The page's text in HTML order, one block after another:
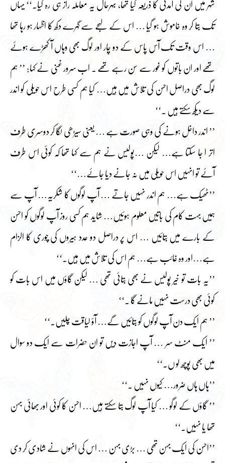
شہر میں ان کی آمدنی کا ذریعہ کیا تھا، بہرحال یہ معاملہ راز ہی رہ گیا۔‘‘ یہاں
تک بتا کر وہ خاموش ہو گیا … اس کے لہجے سے گہرے دکھ کا اظہار ہو رہا تھا
… اس وقت تک آس پاس کے دو چار اور لوگ بھی وہاں آ کھڑے ہوئے
تھے اور ان باتوں کو غور سے سن رہے تھے ۔ اب سرور غنی نے کہا: ’’ ہم
لوگ بھی دراصل احسن کی تلاش میں ہیں… کیا ہم کسی طرح اس حویلی کو اندر
سے دیکھ سکتے ہیں ۔‘‘
’’ اندر داخل ہونے کی وہی صورت ہے … یعنی سیڑھی لگا کر دوسری طرف
اتر ا جا سکتا ہے… لیکن …پولیس نے ہم سے کہا تھا کہ کوئی اس طرف
آئے تو انہیں اس حویلی میں نہ جانے دیا جائے…‘‘
’’ٹھیک ہے… ہم اندر نہیں جاتے … آپ لوگوں کا شکریہ… آپ سے
ہمیں بہت کام کی باتیں معلوم ہوئیں… شاید ہم کسی روز آپ لوگوں کو احسن
کے بارے میں بتائیں … اس پر دراصل دو عدد ہیروں کی چوری کا الزام
ہے…اور وہ غائب ہے… ہم اس کی تلاش میں ہیں۔‘‘
’’یہ بات تو خیر پولیس نے بھی بتائی تھی … لیکن گاؤں میں اس بات کو
کوئی بھی درست نہیں مانے گا ۔‘‘
’’ ہم ایک دن آپ لوگوں کو بتائیں گے… آؤ لیاقت چلیں۔‘‘
’’ ایک منٹ سر … آپ اجازت دیں تو ان حضرات سے ایک دو سوال
میں بھی پوچھ لو ں۔‘‘
’’ہاں ہاں ضرور… کیوں نہیں ۔‘‘
’’ گاؤں کے لوگو … کیا آپ لوگ بتا سکتے ہیں… احسن کا کوئی اور بھائی بہن
تھا یا نہیں۔‘‘
’’احسن کی ایک بہن تھی … بڑی بہن … اس کی انہوں نے شادی کر دی